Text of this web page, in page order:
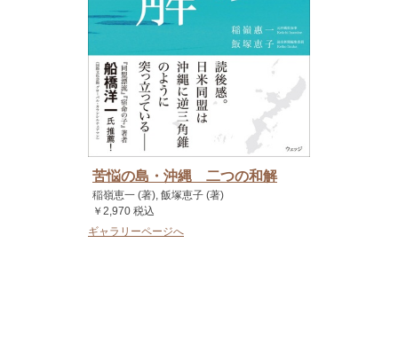
苦悩の島・沖縄 二つの和解
稲嶺恵一 (著), 飯塚恵子 (著)
￥2,970 税込
ギャラリーページへ